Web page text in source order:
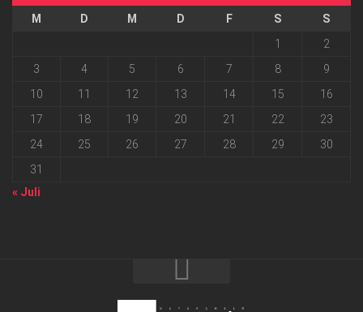
M D M D F S
S
1
2
3
4 5 6 7 8
9
10
11 12 13 14 15
16
17
18 19 20 21 22
23
24
25 26 27 28 29
30
31
« Juli